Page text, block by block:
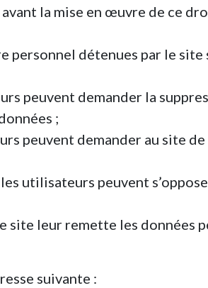
la mise en œuvre de ce
détenues par le
peuvent demander la
;
peuvent demander au site
utilisateurs peuvent
leur remette les données
suivante :